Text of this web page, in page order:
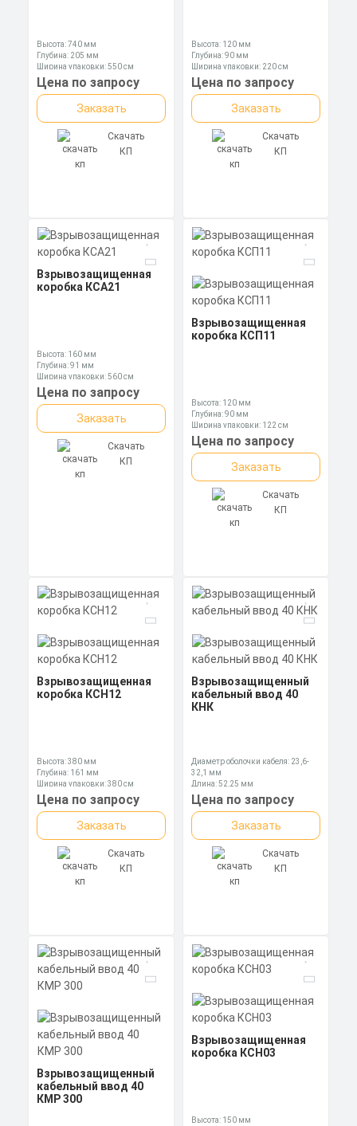
Высота: 740 мм
Глубина: 205 мм
Ширина упаковки: 550 см
Цена по запросу
Заказать
Скачать
КП
Высота: 120 мм
Глубина: 90 мм
Ширина упаковки: 220 см
Цена по запросу
Заказать
Скачать
КП
Взрывозащищенная
коробка КСА21
Высота: 160 мм
Глубина: 91 мм
Ширина упаковки: 560 см
Цена по запросу
Заказать
Скачать
КП
Взрывозащищенная
коробка КСП11
Высота: 120 мм
Глубина: 90 мм
Ширина упаковки: 122 см
Цена по запросу
Заказать
Скачать
КП
Взрывозащищенная
коробка КСН12
Высота: 380 мм
Глубина: 161 мм
Ширина упаковки: 380 см
Цена по запросу
Заказать
Скачать
КП
Взрывозащищенный
кабельный ввод 40
КНК
Диаметр оболочки кабеля: 23,6-
32,1 мм
Длина: 52,25 мм
Ключ: 50 мм
Цена по запросу
Заказать
Скачать
КП
Взрывозащищенный
кабельный ввод 40
КМР 300
Взрывозащищенная
коробка КСН03
Высота: 150 мм